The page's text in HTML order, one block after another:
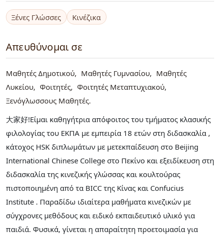
Ξένες Γλώσσες Κινέζικα
Απευθύνομαι σε
Μαθητές Δημοτικού Μαθητές Γυμνασίου
Μαθητές
Λυκείου
Φοιτητές
Φοιτητές Μεταπτυχιακού
Ξενόγλωσσους Μαθητές
大家好!Είμαι καθηγήτρια απόφοιτος του τμήματος κλασικής
φιλολογίας του ΕΚΠΑ με εμπειρία 18 ετών στη διδασκαλία ,
κάτοχος HSK διπλωμάτων με μετεκπαίδευση στο Beijing
International Chinese College στο Πεκίνο και εξειδίκευση στη
διδασκαλία της κινεζικής γλώσσας και κουλτούρας
πιστοποιημένη από τα BICC της Κίνας και Confucius
Institute . Παραδίδω ιδιαίτερα μαθήματα κινεζικών με
σύγχρονες μεθόδους και ειδικό εκπαιδευτικό υλικό για
παιδιά. Φυσικά, γίνεται η απαραίτητη προετοιμασία για